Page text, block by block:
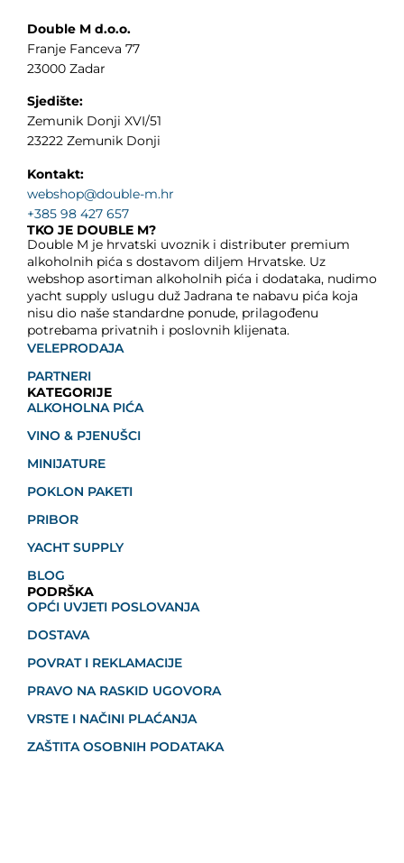
Double M d.o.o.
Franje Fanceva 77
23000 Zadar
Sjedište:
Zemunik Donji XVI/51
23222 Zemunik Donji
Kontakt:
webshop@double-m.hr
+385 98 427 657
TKO JE DOUBLE M?
Double M je hrvatski uvoznik i distributer premium
alkoholnih pića s dostavom diljem Hrvatske. Uz
webshop asortiman alkoholnih pića i dodataka, nudimo
yacht supply uslugu duž Jadrana te nabavu pića koja
nisu dio naše standardne ponude, prilagođenu
potrebama privatnih i poslovnih klijenata.
VELEPRODAJA
PARTNERI
KATEGORIJE
ALKOHOLNA PIĆA
VINO & PJENUŠCI
MINIJATURE
POKLON PAKETI
PRIBOR
YACHT SUPPLY
BLOG
PODRŠKA
OPĆI UVJETI POSLOVANJA
DOSTAVA
POVRAT I REKLAMACIJE
PRAVO NA RASKID UGOVORA
VRSTE I NAČINI PLAĆANJA
ZAŠTITA OSOBNIH PODATAKA